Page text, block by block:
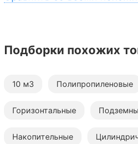
Подборки похожих
10 м3 Полипропиленовые
Горизонтальные
Накопительные